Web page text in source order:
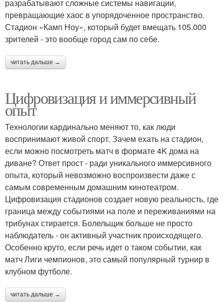
разрабатывают сложные системы навигации,
превращающие хаос в упорядоченное пространство.
Стадион «Камп Ноу», который будет вмещать 105.000
зрителей - это вообще город сам по себе.
читать дальше →
Цифровизация и иммерсивный
опыт
Технологии кардинально меняют то, как люди
воспринимают живой спорт. Зачем ехать на стадион,
если можно посмотреть матч в формате 4K дома на
диване? Ответ прост - ради уникального иммерсивного
опыта, который невозможно воспроизвести даже с
самым современным домашним кинотеатром.
Цифровизация стадионов создает новую реальность, где
граница между событиями на поле и переживаниями на
трибунах стирается. Болельщик больше не просто
наблюдатель - он активный участник происходящего.
Особенно круто, если речь идет о таком событии, как
матч Лиги чемпионов, это самый популярный турнир в
клубном футболе.
читать дальше →